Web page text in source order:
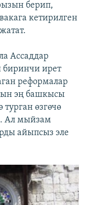
берип,
кетирилген
Ассаддар
биринчи ирет
реформалар
эң башкысы
өзгөчө
Ал мыйзам
айыпсыз эле